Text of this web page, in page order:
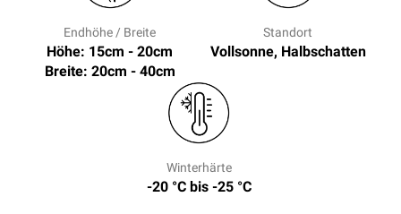
Endhöhe / Breite
Höhe: 15cm - 20cm
Breite: 20cm - 40cm
Standort
Vollsonne, Halbschatten
Winterhärte
-20 °C bis -25 °C